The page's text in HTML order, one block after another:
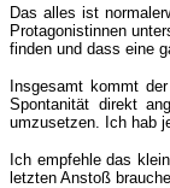
Das alles ist
Protagonistinnen
finden und dass eine
Insgesamt kommt
Spontanität direkt
umzusetzen. Ich hab
Ich empfehle das
letzten Anstoß